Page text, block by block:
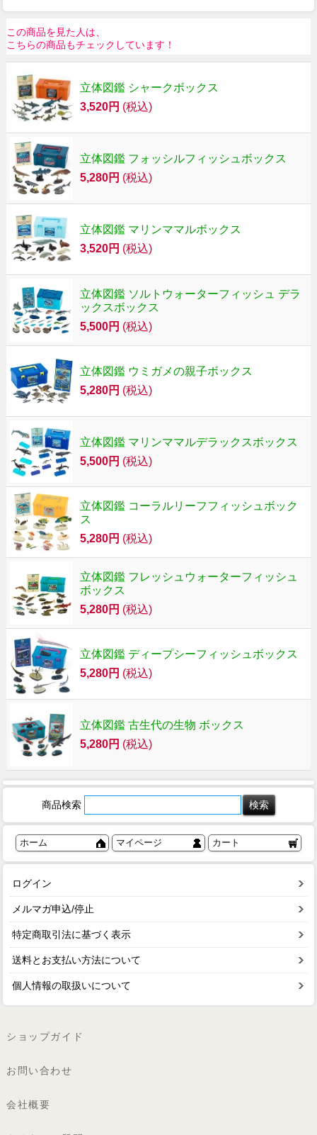
この商品を見た人は、
こちらの商品もチェックしています！
立体図鑑 シャークボックス
3,520円 (税込)
立体図鑑 フォッシルフィッシュボックス
5,280円 (税込)
立体図鑑 マリンママルボックス
3,520円 (税込)
立体図鑑 ソルトウォーターフィッシュ デラ
ックスボックス
5,500円 (税込)
立体図鑑 ウミガメの親子ボックス
5,280円 (税込)
立体図鑑 マリンママルデラックスボックス
5,500円 (税込)
立体図鑑 コーラルリーフフィッシュボック
ス
5,280円 (税込)
立体図鑑 フレッシュウォーターフィッシュ
ボックス
5,280円 (税込)
立体図鑑 ディープシーフィッシュボックス
5,280円 (税込)
立体図鑑 古生代の生物 ボックス
5,280円 (税込)
商品検索
ホーム マイページ カート
ログイン
メルマガ申込/停止
特定商取引法に基づく表示
送料とお支払い方法について
個人情報の取扱いについて
ショップガイド
お問い合わせ
会社概要